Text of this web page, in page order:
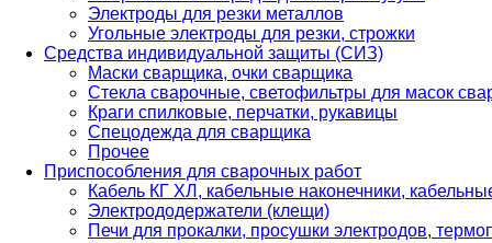
Электроды для резки металлов
Угольные электроды для резки, строжки
Средства индивидуальной защиты (СИЗ)
Маски сварщика, очки сварщика
Стекла сварочные, светофильтры для масок
Краги спилковые, перчатки, рукавицы
Спецодежда для сварщика
Прочее
Приспособления для сварочных работ
Кабель КГ ХЛ, кабельные наконечники,
Электрододержатели (клещи)
Печи для прокалки, просушки электродов,